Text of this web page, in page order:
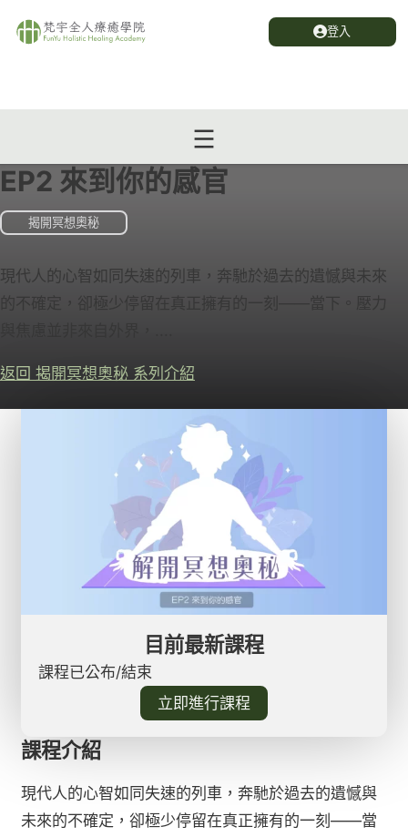
登入
EP2 來到你的感官
揭開冥想奧秘
現代人的心智如同失速的列車，奔馳於過去的遺憾與未來
的不確定，卻極少停留在真正擁有的一刻——當下。壓力
返回 揭開冥想奧秘 系列介紹
課程介紹
現代人的心智如同失速的列車，奔馳於過去的遺憾與
未來的不確定，卻極少停留在真正擁有的一刻——當
目前最新課程
課程已公布/結束
立即進行課程